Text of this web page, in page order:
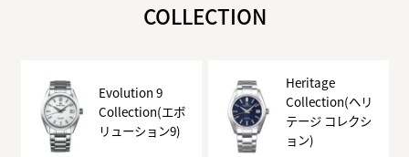
COLLECTION
Evolution 9
Collection(エボ
リューション9)
Heritage
Collection(ヘリ
テージ コレクシ
ョン)